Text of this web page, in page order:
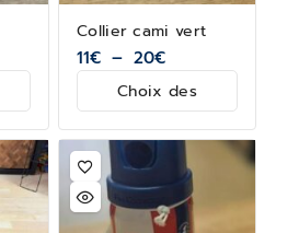
Collier cami vert
11€ – 20€
Choix des